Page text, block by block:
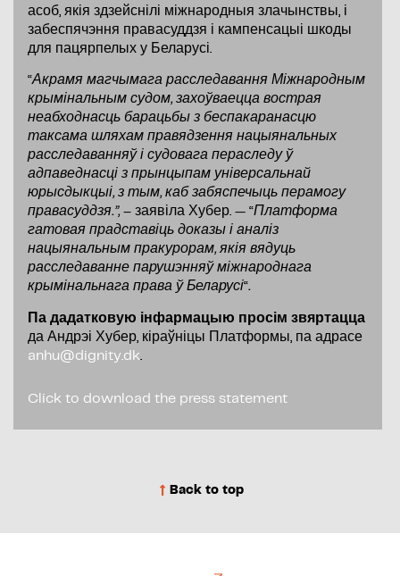
асоб, якія здзейснілі міжнародныя злачынствы, і
забеспячэння правасуддзя і кампенсацыі шкоды
для пацярпелых у Беларусі.
“Акрамя магчымага расследавання Міжнародным
крымінальным судом, захоўваецца вострая
неабходнасць барацьбы з беспакаранасцю
таксама шляхам правядзення нацыянальных
расследаванняў і судовага пераследу ў
адпаведнасці з прынцыпам універсальнай
юрысдыкцыі, з тым, каб забяспечыць перамогу
правасуддзя.”, – заявіла Хубер. — “Платформа
гатовая прадставіць доказы і аналіз
нацыянальным пракурорам, якія вядуць
расследаванне парушэнняў міжнароднага
крымінальнага права ў Беларусі“.
Па дадатковую інфармацыю просім звяртацца
да Андрэі Хубер, кіраўніцы Платформы, па адрасе
anhu@dignity.dk
Click to download the press statement
Back to top